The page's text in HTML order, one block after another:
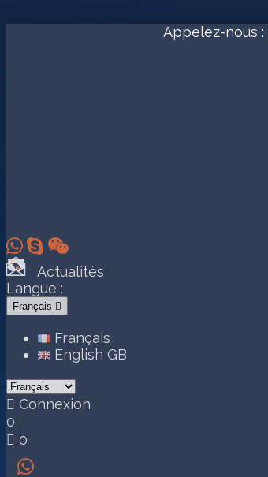
  
Appelez-nous :
Actualités
Langue :
Français 
Français
English GB
 Connexion
0
 0
